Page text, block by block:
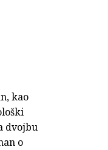
kao
dvojbu
o